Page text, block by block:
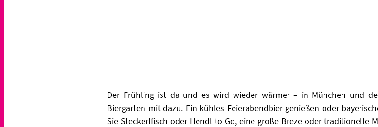
Der Frühling ist da und es wird wieder wärmer – in München und
Biergarten mit dazu. Ein kühles Feierabendbier genießen oder
Sie Steckerlfisch oder Hendl to Go, eine große Breze oder traditionelle